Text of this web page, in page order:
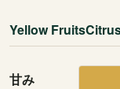
Yellow Fruits
甘み